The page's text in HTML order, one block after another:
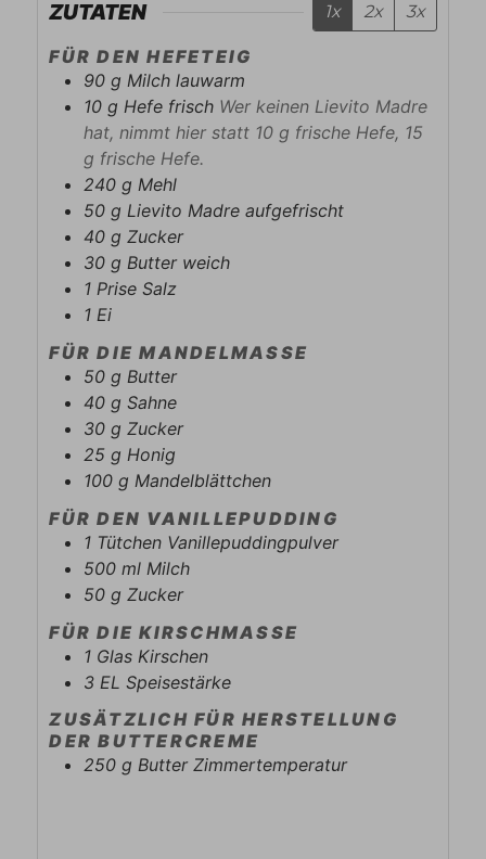
ZUTATEN 1x 2x 3x
FÜR DEN HEFETEIG
90 g Milch lauwarm
10 g Hefe frisch Wer keinen Lievito Madre
hat, nimmt hier statt 10 g frische Hefe, 15
g frische Hefe.
240 g Mehl
50 g Lievito Madre aufgefrischt
40 g Zucker
30 g Butter weich
1 Prise Salz
1 Ei
FÜR DIE MANDELMASSE
50 g Butter
40 g Sahne
30 g Zucker
25 g Honig
100 g Mandelblättchen
FÜR DEN VANILLEPUDDING
1 Tütchen Vanillepuddingpulver
500 ml Milch
50 g Zucker
FÜR DIE KIRSCHMASSE
1 Glas Kirschen
3 EL Speisestärke
ZUSÄTZLICH FÜR HERSTELLUNG
DER BUTTERCREME
250 g Butter Zimmertemperatur